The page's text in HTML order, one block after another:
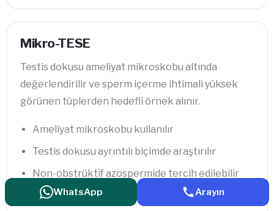
Mikro-TESE
Testis dokusu ameliyat mikroskobu altında
değerlendirilir ve sperm içerme ihtimali yüksek
görünen tüplerden hedefli örnek alınır.
Ameliyat mikroskobu kullanılır
Testis dokusu ayrıntılı biçimde araştırılır
Non-obstrüktif azospermide tercih edilebilir
Hedefli doku örneklemesi amaçlanır
WhatsApp Arayın